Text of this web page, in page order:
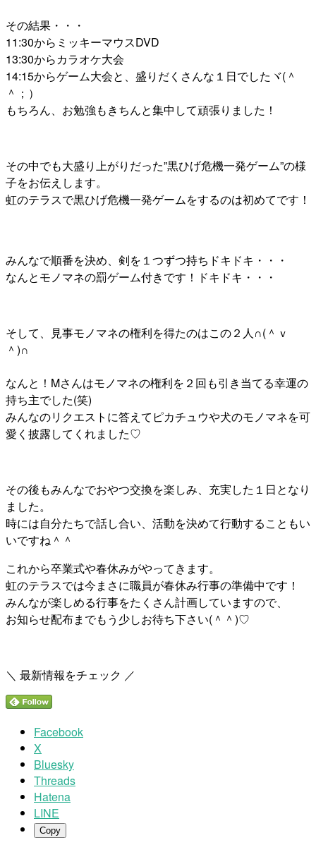
その結果・・・
11:30からミッキーマウスDVD
13:30からカラオケ大会
14:15からゲーム大会と、盛りだくさんな１日でしたヾ(＾
＾；）
もちろん、お勉強もきちんと集中して頑張りました！
その中でも大盛り上がりだった”黒ひげ危機一発ゲーム”の様
子をお伝えします。
虹のテラスで黒ひげ危機一発ゲームをするのは初めてです！
みんなで順番を決め、剣を１つずつ持ちドキドキ・・・
なんとモノマネの罰ゲーム付きです！ドキドキ・・・
そして、見事モノマネの権利を得たのはこの２人∩(＾ｖ
＾)∩
なんと！Mさんはモノマネの権利を２回も引き当てる幸運の
持ち主でした(笑)
みんなのリクエストに答えてピカチュウや犬のモノマネを可
愛く披露してくれました♡
その後もみんなでおやつ交換を楽しみ、充実した１日となり
ました。
時には自分たちで話し合い、活動を決めて行動することもい
いですね＾＾
これから卒業式や春休みがやってきます。
虹のテラスでは今まさに職員が春休み行事の準備中です！
みんなが楽しめる行事をたくさん計画していますので、
お知らせ配布までもう少しお待ち下さい(＾＾)♡
＼ 最新情報をチェック ／
Facebook
X
Bluesky
Threads
Hatena
LINE
Copy